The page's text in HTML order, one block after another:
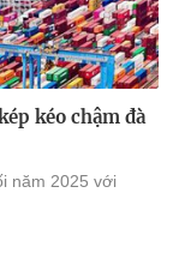
kéo chậm đà
năm 2025 với